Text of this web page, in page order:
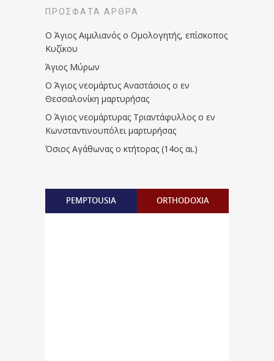
ΠΡΌΣΦΑΤΑ ΆΡΘΡΑ
Ο Άγιος Αιμιλιανός ο Ομολογητής, επίσκοπος
Κυζίκου
Άγιος Μύρων
Ο Άγιος νεομάρτυς Αναστάσιος ο εν
Θεσσαλονίκη μαρτυρήσας
Ο Άγιος νεομάρτυρας Τριαντάφυλλος ο εν
Κωνσταντινουπόλει μαρτυρήσας
Όσιος Αγάθωνας ο κτήτορας (14ος αι.)
PEMPTOUSIA ORTHODOXIA